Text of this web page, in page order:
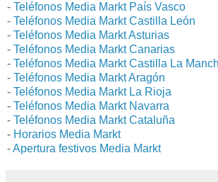
- Teléfonos Media Markt País Vasco
- Teléfonos Media Markt Castilla León
- Teléfonos Media Markt Asturias
- Teléfonos Media Markt Canarias
- Teléfonos Media Markt Castilla La
- Teléfonos Media Markt Aragón
- Teléfonos Media Markt La Rioja
- Teléfonos Media Markt Navarra
- Teléfonos Media Markt Cataluña
- Horarios Media Markt
-Apertura festivos Media Markt